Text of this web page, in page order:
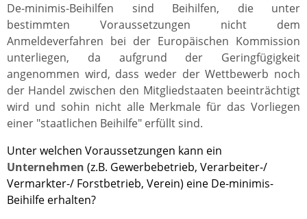
De-minimis-Beihilfen sind Beihilfen, die unter
bestimmten Voraussetzungen nicht dem
Anmeldeverfahren bei der Europäischen Kommission
unterliegen, da aufgrund der Geringfügigkeit
angenommen wird, dass weder der Wettbewerb noch
der Handel zwischen den Mitgliedstaaten beeinträchtigt
wird und sohin nicht alle Merkmale für das Vorliegen
einer "staatlichen Beihilfe" erfüllt sind.
Unter welchen Voraussetzungen kann ein
Unternehmen (z.B. Gewerbebetrieb, Verarbeiter-/
Vermarkter-/ Forstbetrieb, Verein) eine De-minimis-
Beihilfe erhalten?